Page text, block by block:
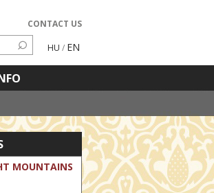
CONTACT US
HU / EN
MOUNTAINS